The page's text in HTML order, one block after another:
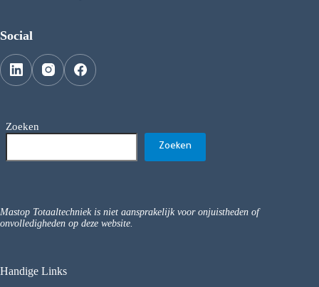
Social
Zoeken
Zoeken
Mastop Totaaltechniek is niet aansprakelijk voor onjuistheden of
onvolledigheden op deze website.
Handige Links